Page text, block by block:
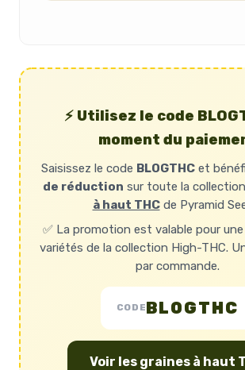
⚡ Utilisez le code
moment du
Saisissez le code BLOGTHCet
de réduction sur toute la
à haut THCde Pyramid
✅ La promotion est valable pour
variétés de la collection High-THC.
par commande.
CODEBLOGTHC
Voir les graines à haut